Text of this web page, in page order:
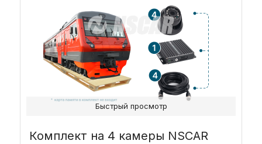
Комплект на 4 камеры NSCAR
Быстрый просмотр